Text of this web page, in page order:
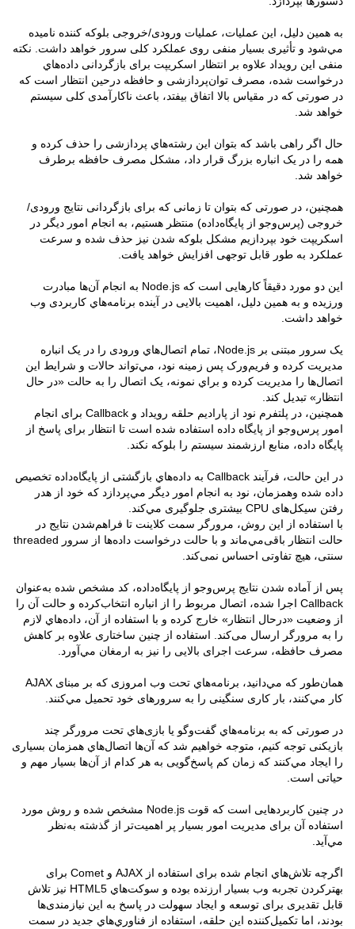
به همین دلیل، این عملیات، عملیات ورودی/خروجی بلوکه کننده نامیده
مي‌شود و تأثیری بسیار منفی روی عملکرد کلی سرور خواهد داشت. نکته
منفی این رویداد علاوه بر انتظار اسکریپت برای بازگردانی داده‌هاي
درخواست شده، مصرف توان‌پردازشی و حافظه در‌حین انتظار است که
در صورتی که در مقیاس بالا اتفاق بیفتد، باعث نا‌کار‌آمدی کلی سیستم
خواهد شد.
حال اگر راهی باشد که بتوان این رشته‌هاي پردازشی را حذف کرده و
همه را در یک انباره بزرگ قرار داد، مشکل مصرف حافظه برطرف
خواهد شد.
همچنين، در صورتی که بتوان تا زمانی که برای بازگردانی نتایج ورودی/
خروجی (پرس‌و‌جو از پایگاه‌داده) منتظر هستیم، به انجام امور دیگر در
اسکریپت خود بپردازیم مشکل بلوکه شدن نیز حذف شده و سرعت
عملکرد به طور قابل توجهی افزایش خواهد یافت.
این دو مورد دقیقاً کارهایی است که Node.js به انجام آن‌ها مبادرت
ورزیده و به همین دلیل، اهميت بالایی در آینده برنامه‌هاي کاربردی وب
خواهد داشت.
یک سرور مبتنی بر Node.js، تمام اتصال‌هاي ورودی را در یک انباره
مدیریت کرده و فریم‌ورک پس زمینه نود، مي‌تواند حالات و شرایط این
اتصال‌ها را مدیریت کرده و براي نمونه، یک اتصال را به حالت «در حال
انتظار» تبدیل کند.
همچنين، در پلتفرم نود از پارادیم حلقه رویداد و Callback برای انجام
امور پرس‌و‌جو از پایگاه داده استفاده شده است تا انتظار برای پاسخ از
پایگاه داده، منابع ارزشمند سیستم را بلوکه نکند.
در این حالت، فرآیند Callback به داده‌هاي بازگشتی از پایگاه‌داده تخصیص
داده شده وهمزمان، نود به انجام امور دیگر مي‌پردازد که خود از هدر
رفتن سیکل‌های CPU بیشتری جلوگیری مي‌کند.
با استفاده از این روش، مرورگر سمت کلاینت تا فراهم‌شدن نتایج در
حالت انتظار باقی‌مي‌ماند و با حالت درخواست داده‌ها از سرور threaded
سنتی‌، هیچ تفاوتی احساس نمی‌کند.
پس از آماده شدن نتایج پرس‌و‌جو از پایگاه‌داده، کد مشخص شده به‌عنوان
Callback اجرا شده‌، اتصال مربوط را از انباره انتخاب‌کرده و حالت آن را
از وضعیت «درحال انتظار» خارج کرده و با استفاده از آن، داده‌هاي لازم
را به مرورگر ارسال می‌کند. استفاده از چنین ساختاری علاوه بر کاهش
مصرف حافظه، سرعت اجرای بالایی را نیز به ارمغان مي‌آورد.
همان‌طور که مي‌دانید، برنامه‌هاي تحت وب امروزی که بر مبنای AJAX
کار مي‌کنند، بار کاری سنگینی را به سرورهای خود تحمیل مي‌کنند.
در صورتی که به برنامه‌هاي گفت‌وگو یا بازی‌هاي تحت مرورگر چند
بازیکنی توجه کنیم، متوجه خواهیم شد که آن‌ها اتصال‌هاي همزمان بسیاری
را ایجاد مي‌کنند که زمان کم پاسخ‌گویی به هر کدام از آن‌ها بسیار مهم و
حیاتی است.
در چنین کاربردهایی است که قوت Node.js مشخص شده و روش مورد
استفاده آن برای مدیریت امور بسیار پر اهمیت‌تر از گذشته به‌نظر
مي‌آید.
اگرچه تلاش‌هاي انجام شده برای استفاده از AJAX و Comet برای
بهتر‌کردن تجربه وب بسیار ارزنده بوده و سوکت‌هاي HTML5 نیز تلاش
قابل تقدیری برای توسعه و ایجاد سهولت در پاسخ به این نیازمندی‌ها
بودند، اما تکمیل‌کننده این حلقه، استفاده از فناوري‌هاي جدید در سمت